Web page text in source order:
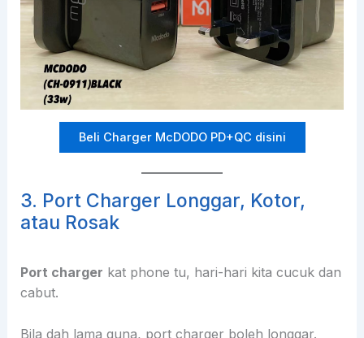
Beli Charger McDODO PD+QC disini
3. Port Charger Longgar, Kotor,
atau Rosak
Port charger kat phone tu, hari-hari kita cucuk dan
cabut.
Bila dah lama guna, port charger boleh longgar.